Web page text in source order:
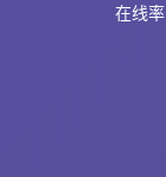
在线率